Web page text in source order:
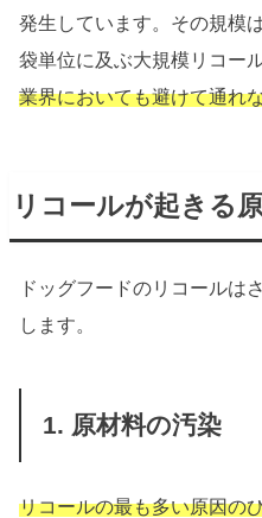
発生しています。その規模
袋単位に及ぶ大規模リコー
業界においても避けて通れ
リコールが起きる
ドッグフードのリコールは
します。
1. 原材料の汚染
リコールの最も多い原因の